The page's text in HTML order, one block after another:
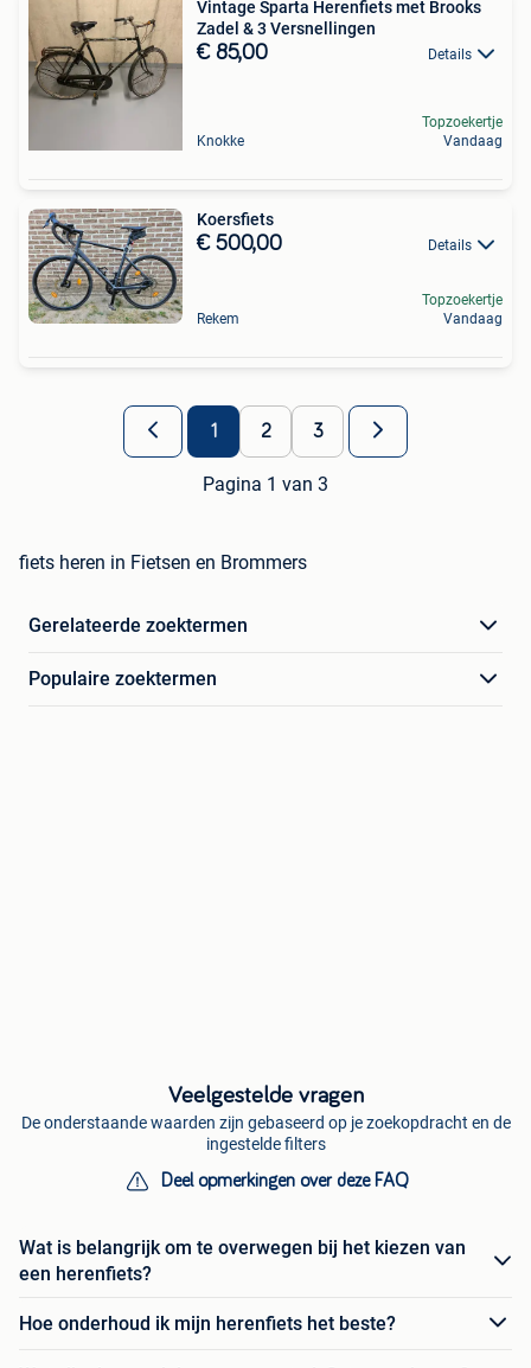
Vintage Sparta Herenfiets met Brooks
Zadel & 3 Versnellingen
€ 85,00 Details
Knokke
Topzoekertje
Vandaag
Koersfiets
€ 500,00 Details
Rekem
Topzoekertje
Vandaag
1 2 3
Pagina 1 van 3
fiets heren in Fietsen en Brommers
Gerelateerde zoektermen
Populaire zoektermen
Veelgestelde vragen
De onderstaande waarden zijn gebaseerd op je zoekopdracht en de
ingestelde filters
Deel opmerkingen over deze FAQ
Wat is belangrijk om te overwegen bij het kiezen van
een herenfiets?
Hoe onderhoud ik mijn herenfiets het beste?